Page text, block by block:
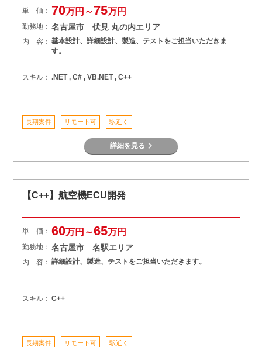
単 価： 70万円～75万円
勤務地： 名古屋市 伏見 丸の内エリア
内 容： 基本設計、詳細設計、製造、テストをご担当いただきま
す。
スキル： .NET , C# , VB.NET , C++
長期案件 リモート可 駅近く
詳細を見る
【C++】航空機ECU開発
単 価： 60万円～65万円
勤務地： 名古屋市 名駅エリア
内 容： 詳細設計、製造、テストをご担当いただきます。
スキル： C++
長期案件 リモート可 駅近く